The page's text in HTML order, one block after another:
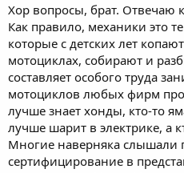
Хор вопросы, брат. Отвечаю
Как правило, механики это
которые с детских лет
мотоциклах, собирают и
составляет особого труда
мотоциклов любых фирм
лучше знает хонды, кто-то
лучше шарит в электрике, а
Многие наверняка слышали
сертифицирование в